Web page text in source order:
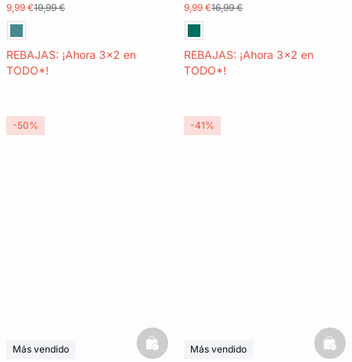
9,99 €19,99 €
REBAJAS: ¡Ahora 3x2 en
TODO*!
9,99 €16,99 €
REBAJAS: ¡Ahora 3x2 en
TODO*!
Más vendido basketfull
-50%
Más vendido
-41%